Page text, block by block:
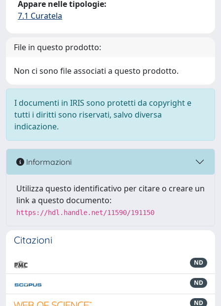
Appare nelle tipologie:
7.1 Curatela
File in questo prodotto:
Non ci sono file associati a questo prodotto.
I documenti in IRIS sono protetti da copyright e
tutti i diritti sono riservati, salvo diversa
indicazione.
Informazioni
Utilizza questo identificativo per citare o creare un
link a questo documento:
https://hdl.handle.net/11590/191150
Citazioni
ND
ND
ND